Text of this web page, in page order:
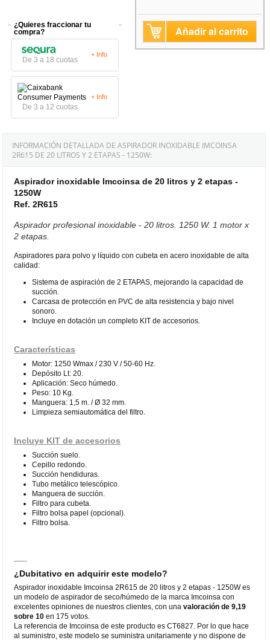
¿Quieres fraccionar tu
compra?
De 3 a 18 cuotas
+ Info
De 3 a 12 cuotas
+ Info
Añadir al carrito
INFORMACIÓN DETALLADA DE ASPIRADOR INOXIDABLE IMCOINSA
2R615 DE 20 LITROS Y 2 ETAPAS - 1250W:
Aspirador inoxidable Imcoinsa de 20 litros y 2 etapas -
1250W
Ref. 2R615
Aspirador profesional inoxidable - 20 litros. 1250 W. 1 motor x
2 etapas.
Aspiradores para polvo y líquido con cubeta en acero inoxidable de alta
calidad:
Sistema de aspiración de 2 ETAPAS, mejorando la capacidad de
succión.
Carcasa de protección en PVC de alta resistencia y bajo nivel
sonoro.
Incluye en dotación un completo KIT de accesorios.
Características
Motor: 1250 Wmax / 230 V / 50-60 Hz.
Depósito Lt: 20.
Aplicación: Seco húmedo.
Peso: 10 Kg.
Manguera: 1,5 m. / Ø 32 mm.
Limpieza semiautomática del filtro.
Incluye KIT de accesorios
Succión suelo.
Cepillo redondo.
Succión hendiduras.
Tubo metálico telescópico.
Manguera de succión.
Filtro para cubeta.
Filtro bolsa papel (opcional).
Filtro bolsa.
¿Dubitativo en adquirir este modelo?
Aspirador inoxidable Imcoinsa 2R615 de 20 litros y 2 etapas - 1250W es
un modelo de aspirador de seco/húmedo de la marca Imcoinsa con
excelentes opiniones de nuestros clientes, con unavaloración de 9,19
sobre 10 en 175 votos.
La referencia de Imcoinsa de este producto es CT6827. Por lo que hace
al suministro, este modelo se suministra unitariamente y no dispone de